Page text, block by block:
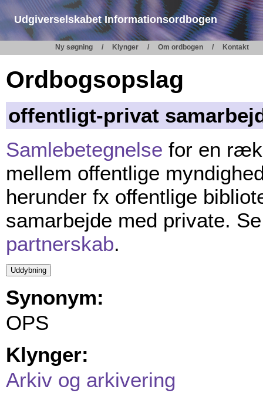
Udgiverselskabet Informationsordbogen
Ny søgning Klynger Om ordbogen Kontakt
Ordbogsopslag
offentligt-privat
Samlebetegnelse for en
mellem offentlige
herunder fx offentlige
samarbejde med private.
partnerskab.
Synonym:
OPS
Klynger:
Arkiv og arkivering